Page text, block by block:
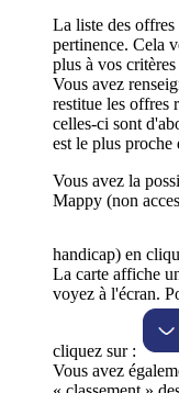
La liste des offres
pertinence. Cela
plus à vos critères
Vous avez
restitue les offres
celles-ci sont
est le plus proche
Vous avez la
Mappy (non
handicap) en
La carte affiche
voyez à l'écran.
cliquez sur :
Vous avez